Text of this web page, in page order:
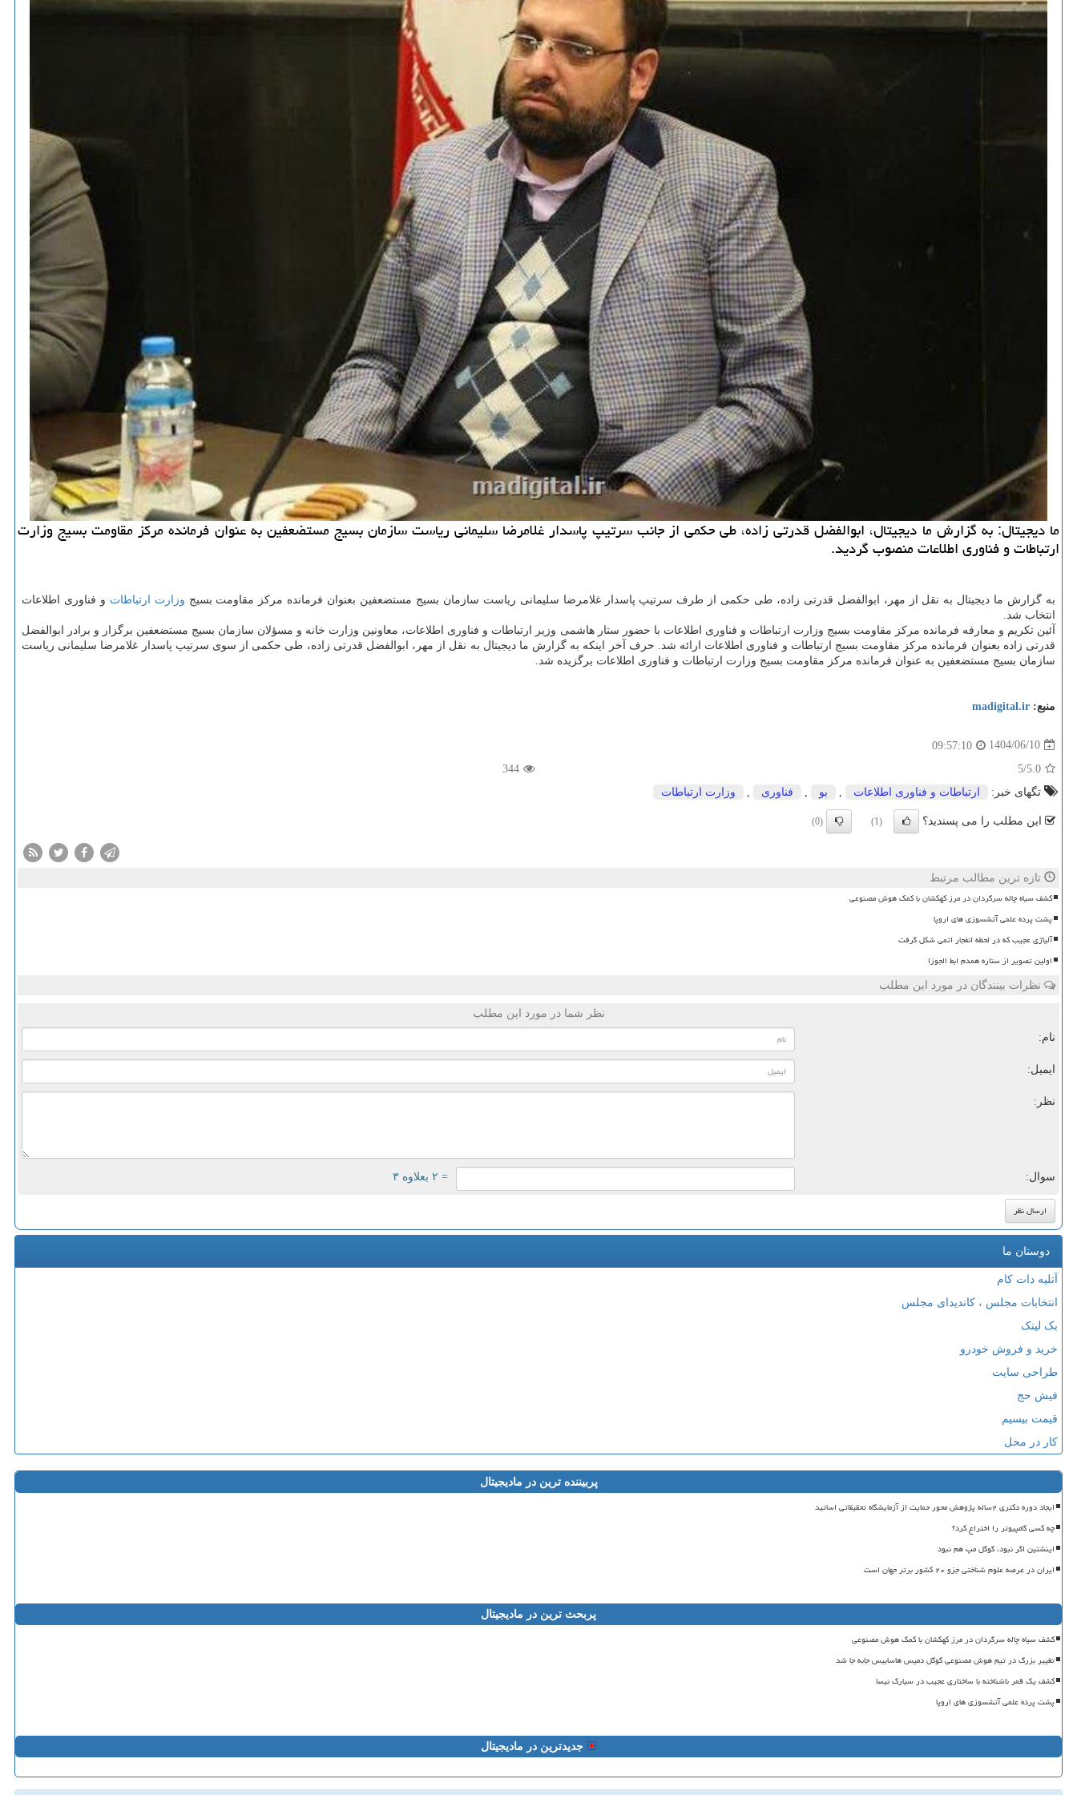
ما دیجیتال: به گزارش ما دیجیتال، ابوالفضل قدرتی زاده، طی حکمی از جانب سرتیپ پاسدار غلامرضا سلیمانی ریاست سازمان بسیج مستضعفین به عنوان فرمانده مرکز مقاومت بسیج وزارت
ارتباطات و فناوری اطلاعات منصوب گردید.
به گزارش ما دیجیتال به نقل از مهر، ابوالفضل قدرتی زاده، طی حکمی از طرف سرتیپ پاسدار غلامرضا سلیمانی ریاست سازمان بسیج مستضعفین بعنوان فرمانده مرکز مقاومت بسیج وزارت ارتباطات و فناوری اطلاعات
انتخاب شد.
آئین تکریم و معارفه فرمانده مرکز مقاومت بسیج وزارت ارتباطات و فناوری اطلاعات با حضور ستار هاشمی وزیر ارتباطات و فناوری اطلاعات، معاونین وزارت خانه و مسؤلان سازمان بسیج مستضعفین برگزار و برادر ابوالفضل
قدرتی زاده بعنوان فرمانده مرکز مقاومت بسیج ارتباطات و فناوری اطلاعات ارائه شد. حرف آخر اینکه به گزارش ما دیجیتال به نقل از مهر، ابوالفضل قدرتی زاده، طی حکمی از سوی سرتیپ پاسدار غلامرضا سلیمانی ریاست
سازمان بسیج مستضعفین به عنوان فرمانده مرکز مقاومت بسیج وزارت ارتباطات و فناوری اطلاعات برگزیده شد.
منبع: madigital.ir
1404/06/10
09:57:10
5.0
/5
344
تگهای خبر:
ارتباطات و فناوری اطلاعات بو فناوری وزارت ارتباطات
این مطلب را می پسندید؟ (1)
(0)
تازه ترین مطالب مرتبط
کشف سیاه چاله سرگردان در مرز کهکشان با کمک هوش مصنوعی
پشت پرده علمی آتشسوزی های اروپا
آلیاژی عجیب که در لحظه انفجار اتمی شکل گرفت
اولین تصویر از ستاره همدم ابط الجوزا
نظرات بینندگان در مورد این مطلب
نظر شما در مورد این مطلب
نام:
ایمیل:
نظر:
سوال: = ۲ بعلاوه ۳
دوستان ما
آتلیه دات کام
انتخابات مجلس ، کاندیدای مجلس
بک لینک
خرید و فروش خودرو
طراحی سایت
فیش حج
قیمت بیسیم
کار در محل
پربیننده ترین در مادیجیتال
ایجاد دوره دکتری ۲ساله پژوهش محور حمایت از آزمایشگاه تحقیقاتی اساتید
چه کسی کامپیوتر را اختراع کرد؟
اینشتین اگر نبود، گوگل مپ هم نبود
ایران در عرصه علوم شناختی جزو ۲۰ کشور برتر جهان است
پربحث ترین در مادیجیتال
کشف سیاه چاله سرگردان در مرز کهکشان با کمک هوش مصنوعی
تغییر بزرگ در تیم هوش مصنوعی گوگل دمیس هاسابیس جابه جا شد
کشف یک قمر ناشناخته با ساختاری عجیب در سیارک نیسا
پشت پرده علمی آتشسوزی های اروپا
جدیدترین در مادیجیتال